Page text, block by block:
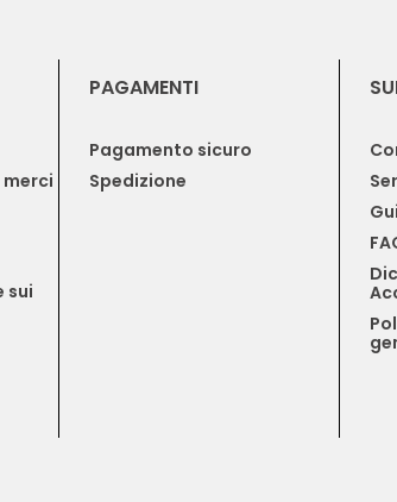
sui
PAGAMENTI
Pagamento sicuro
Spedizione